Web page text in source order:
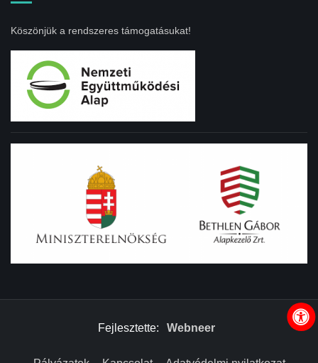
Köszönjük a rendszeres támogatásukat!
Fejlesztette: Webneer